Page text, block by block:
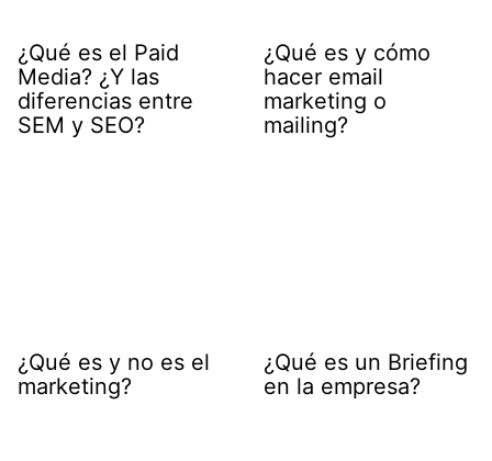
¿Qué es el Paid
Media? ¿Y las
diferencias entre
SEM y SEO?
¿Qué es y cómo
hacer email
marketing o
mailing?
¿Qué es y no es el
marketing?
¿Qué es un Briefing
en la empresa?